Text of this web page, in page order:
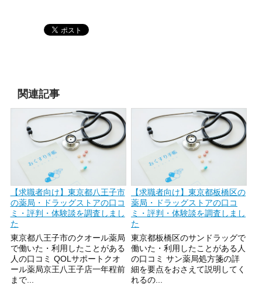
関連記事
【求職者向け】東京都八王子市
の薬局・ドラッグストアの口コ
ミ・評判・体験談を調査しまし
た
東京都八王子市のクオール薬局
で働いた・利用したことがある
人の口コミ QOLサポートクオ
ール薬局京王八王子店一年程前
まで...
【求職者向け】東京都板橋区の
薬局・ドラッグストアの口コ
ミ・評判・体験談を調査しまし
た
東京都板橋区のサンドラッグで
働いた・利用したことがある人
の口コミ サン薬局処方箋の詳
細を要点をおさえて説明してく
れるの...